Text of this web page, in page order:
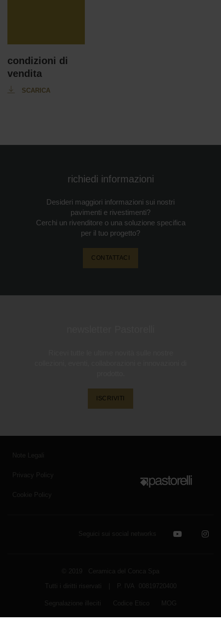
condizioni di
vendita
SCARICA
richiedi informazioni
Desideri maggiori informazioni sui nostri
pavimenti e rivestimenti?
Cerchi un rivenditore o una soluzione specifica
per il tuo progetto?
CONTATTACI
ISCRIVITI
Note Legali
Privacy Policy
Cookie Policy
Seguici sui social networks
© 2019 Ceramica del Conca Spa
Tutti i diritti riservati
P. IVA 00819720400
Segnalazione illeciti Codice Etico MOG